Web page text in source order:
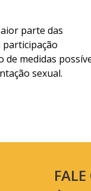
parte das
medidas
sexual.